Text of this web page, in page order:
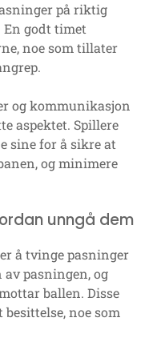
på riktig
godt timet
noe som tillater
og kommunikasjon
aspektet. Spillere
sine for å sikre at
og minimere
unngå dem
å tvinge pasninger
pasningen, og
ballen. Disse
noe som